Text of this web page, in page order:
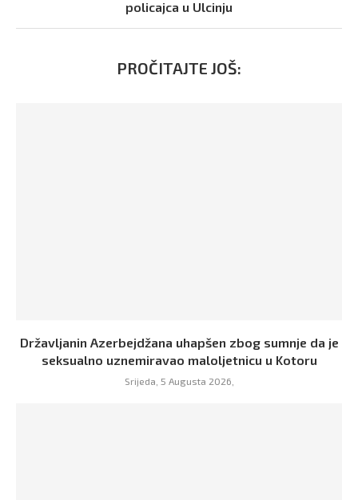
policajca u Ulcinju
PROČITAJTE JOŠ:
Državljanin Azerbejdžana uhapšen zbog sumnje da je
seksualno uznemiravao maloljetnicu u Kotoru
Srijeda, 5 Augusta 2026,